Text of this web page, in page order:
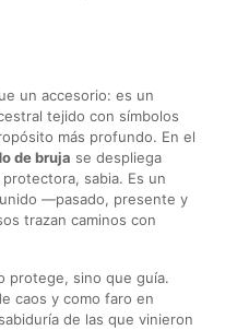
un accesorio: es un
tejido con símbolos
más profundo. En el
de bruja se despliega
sabia. Es un
—pasado, presente y
trazan caminos con
protege, sino que guía.
caos y como faro en
de las que vinieron